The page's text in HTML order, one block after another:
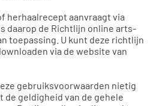
herhaalrecept aanvraagt via
daarop de Richtlijn online arts-
toepassing. U kunt deze richtlijn
via de website van
gebruiksvoorwaarden nietig
geldigheid van de gehele